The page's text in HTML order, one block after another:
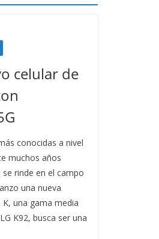
celular de
conocidas a nivel
muchos años
rinde en el campo
una nueva
una gama media
K92, busca ser una